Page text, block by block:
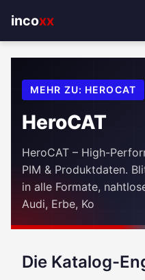
incoxx
MEHR ZU: HEROCAT
HeroCAT
HeroCAT – High-
PIM & Produktdaten.
in alle Formate,
Audi, Erbe, Ko
Die Katalog-